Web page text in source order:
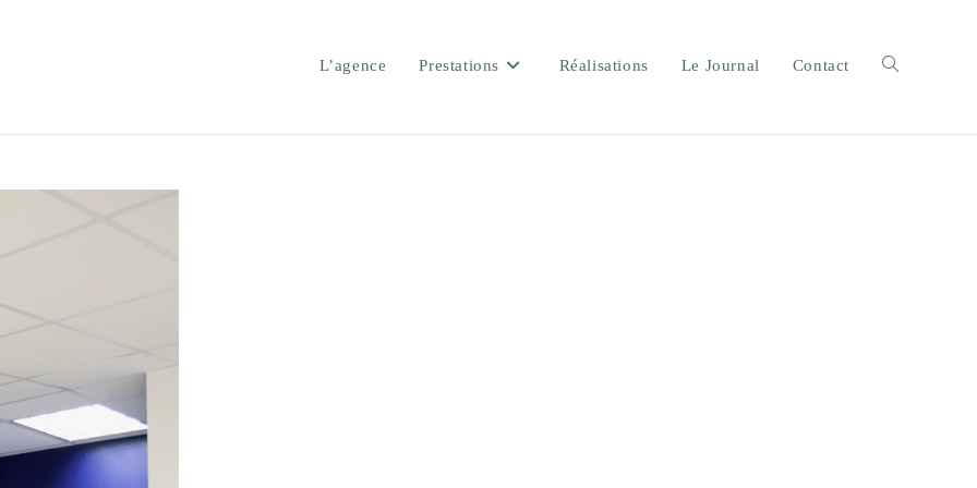
L’agence Prestations Réalisations Le Journal Contact Toggle